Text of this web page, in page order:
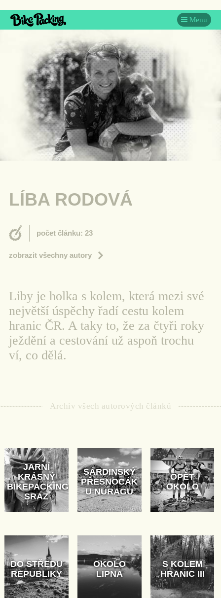
Menu
LÍBA RODOVÁ
počet článku: 23
zobrazit všechny autory
Liby je holka s kolem, která mezi své
největší úspěchy řadí cestu kolem
hranic ČR. A taky to, že za čtyři roky
ježdění a cestování už aspoň trochu
ví, co dělá.
Archiv všech autorových článků
JARNÍ
KRÁSNÝ
BIKEPACKING
SRAZ
SARDINSKÝ
PŘESNOCÁK
U NURAGU
OPĚT
OKOLO
DO STŘEDU
REPUBLIKY
OKOLO
LIPNA
S KOLEM
HRANIC III